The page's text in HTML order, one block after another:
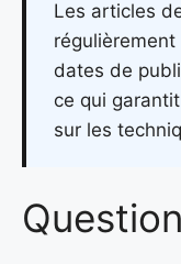
Les articles
dates de
ce qui
sur les